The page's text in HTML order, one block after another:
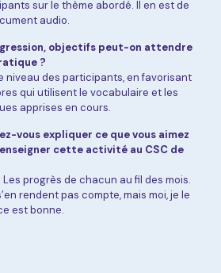
sur le thème abordé. Il en est de
audio.
objectifs peut-on attendre
?
niveau des participants, en favorisant
qui utilisent le vocabulaire et les
apprises en cours.
vous expliquer ce que vous aimez
cette activité au CSC de
Les progrès de chacun au fil des mois.
rendent pas compte, mais moi, je le
est bonne.